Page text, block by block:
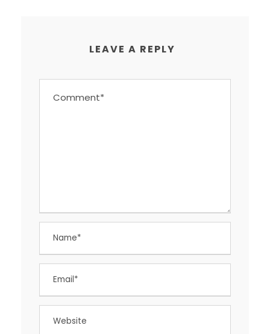
LEAVE A REPLY